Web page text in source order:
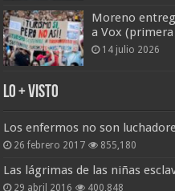
Moreno
a Vox
14 julio 2026
Lo + Visto
Los enfermos no son
26 febrero 2017 855,180
Las lágrimas de las niñas
29 abril 2016 400,848